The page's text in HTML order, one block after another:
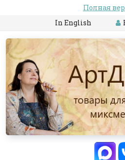
Полная
In English